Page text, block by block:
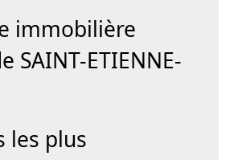
immobilière
SAINT-ETIENNE-
les plus